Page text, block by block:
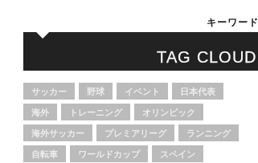
TAG CLOUD
キーワード
サッカー 野球 イベント 日本代表
海外 トレーニング オリンピック
海外サッカー プレミアリーグ ランニング
自転車 ワールドカップ スペイン